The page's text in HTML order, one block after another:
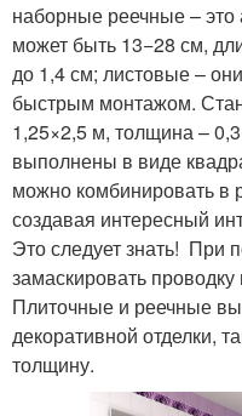
наборные реечные – это
может быть 13−28 см,
до 1,4 см; листовые –
быстрым монтажом.
1,25×2,5 м, толщина –
выполнены в виде
можно комбинировать в
создавая интересный
Это следует знать! При
замаскировать
Плиточные и реечные
декоративной отделки,
толщину.